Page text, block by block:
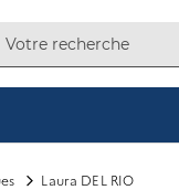
Laura DEL RIO